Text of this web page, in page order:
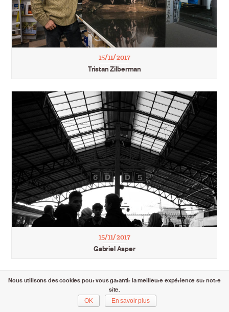
15/11/2017
Tristan Zilberman
15/11/2017
Gabriel Asper
Nous utilisons des cookies pour vous garantir la meilleure expérience sur notre
site.
OK
En savoir plus